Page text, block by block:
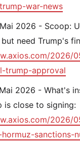
war-news
2026 - Scoop:
need Trump's
2026/
trump-approval
2026 - What's
is close to signing:
2026/
sanctions-